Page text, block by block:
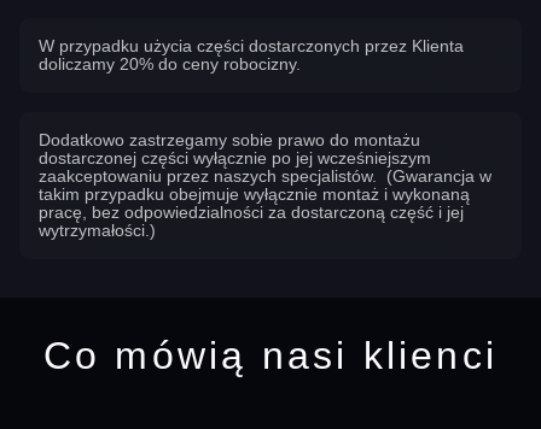
W przypadku użycia części dostarczonych przez Klienta
doliczamy 20% do ceny robocizny.
Dodatkowo zastrzegamy sobie prawo do montażu
dostarczonej części wyłącznie po jej wcześniejszym
zaakceptowaniu przez naszych specjalistów. (Gwarancja w
takim przypadku obejmuje wyłącznie montaż i wykonaną
pracę, bez odpowiedzialności za dostarczoną część i jej
wytrzymałości.)
Co mówią nasi klienci